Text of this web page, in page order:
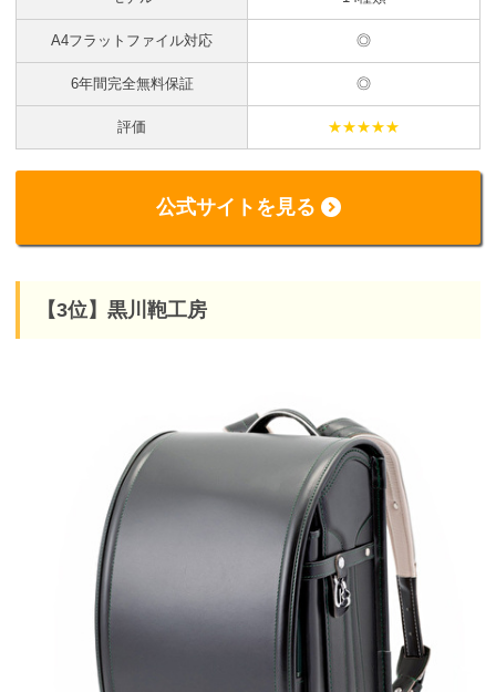
A4フラットファイル対応 ◎
6年間完全無料保証 ◎
評価 ★★★★★
公式サイトを見る
【3位】黒川鞄工房